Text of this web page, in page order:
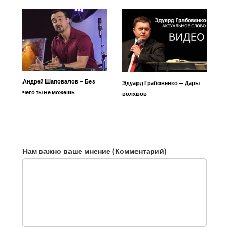
Андрей Шаповалов — Без
чего ты не можешь
Эдуард Грабовенко — Дары
волхвов
Нам важно ваше мнение (Комментарий)